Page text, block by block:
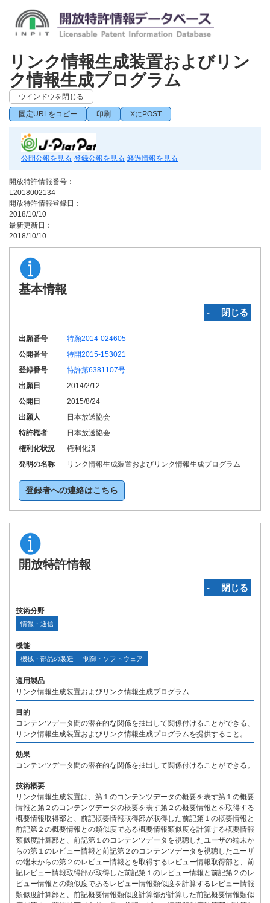
リンク情報生成装置およびリン
ク情報生成プログラム
ウインドウを閉じる
固定URLをコピー 印刷 XにPOST
公開公報を見る 登録公報を見る 経過情報を見る
開放特許情報番号：
L2018002134
開放特許情報登録日：
2018/10/10
最新更新日：
2018/10/10
基本情報
‐ 閉じる
出願番号
特願2014-024605
公開番号
特開2015-153021
登録番号
特許第6381107号
出願日
2014/2/12
公開日
2015/8/24
出願人
日本放送協会
特許権者
日本放送協会
権利化状況
権利化済
発明の名称
リンク情報生成装置およびリンク情報生成プログラム
登録者への連絡はこちら
開放特許情報
‐ 閉じる
技術分野
情報・通信
機能
機械・部品の製造 制御・ソフトウェア
適用製品
リンク情報生成装置およびリンク情報生成プログラム
目的
コンテンツデータ間の潜在的な関係を抽出して関係付けることができる、
リンク情報生成装置およびリンク情報生成プログラムを提供すること。
効果
コンテンツデータ間の潜在的な関係を抽出して関係付けることができる。
技術概要
リンク情報生成装置は、第１のコンテンツデータの概要を表す第１の概要
情報と第２のコンテンツデータの概要を表す第２の概要情報とを取得する
概要情報取得部と、前記概要情報取得部が取得した前記第１の概要情報と
前記第２の概要情報との類似度である概要情報類似度を計算する概要情報
類似度計算部と、前記第１のコンテンツデータを視聴したユーザの端末か
らの第１のレビュー情報と前記第２のコンテンツデータを視聴したユーザ
の端末からの第２のレビュー情報とを取得するレビュー情報取得部と、前
記レビュー情報取得部が取得した前記第１のレビュー情報と前記第２のレ
ビュー情報との類似度であるレビュー情報類似度を計算するレビュー情報
類似度計算部と、前記概要情報類似度計算部が計算した前記概要情報類似